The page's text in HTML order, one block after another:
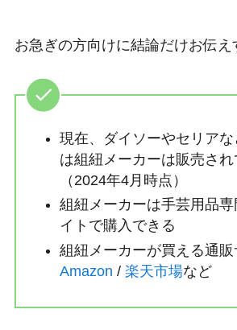
お急ぎの方向けに結論だけお伝え
現在、ダイソーやセリア
は組紐メーカーは販売さ
（2024年4月時点）
組紐メーカーは手芸用品
イトで購入できる
組紐メーカーが買える通
Amazon / 楽天市場など